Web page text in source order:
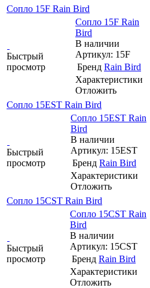
Сопло 15F Rain Bird
Быстрый
просмотр
Сопло 15F Rain
Bird
В наличии
Артикул: 15F
Бренд Rain Bird
Характеристики
Отложить
Сопло 15EST Rain Bird
Быстрый
просмотр
Сопло 15EST Rain
Bird
В наличии
Артикул: 15EST
Бренд Rain Bird
Характеристики
Отложить
Сопло 15CST Rain Bird
Быстрый
просмотр
Сопло 15CST Rain
Bird
В наличии
Артикул: 15CST
Бренд Rain Bird
Характеристики
Отложить